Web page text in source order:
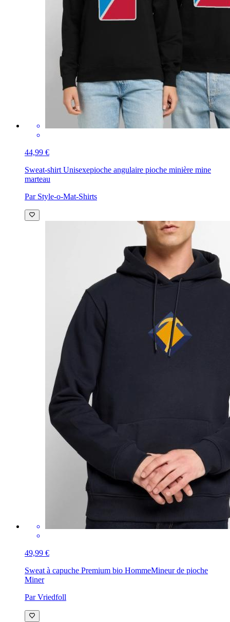
44,99 €
Sweat-shirt Unisexepioche angulaire pioche minière mine
marteau
Par Style-o-Mat-Shirts
49,99 €
Sweat à capuche Premium bio HommeMineur de pioche
Miner
Par Vriedfoll